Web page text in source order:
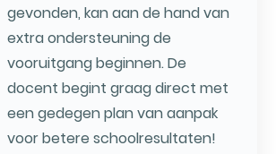
gevonden, kan aan de hand van
extra ondersteuning de
vooruitgang beginnen. De
docent begint graag direct met
een gedegen plan van aanpak
voor betere schoolresultaten!